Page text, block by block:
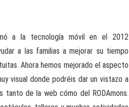
a la tecnología móvil en el 2012
a las familias a mejorar su tiempo
Ahora hemos mejorado el aspecto
visual donde podréis dar un vistazo a
tanto de la web cómo del RODAmons.